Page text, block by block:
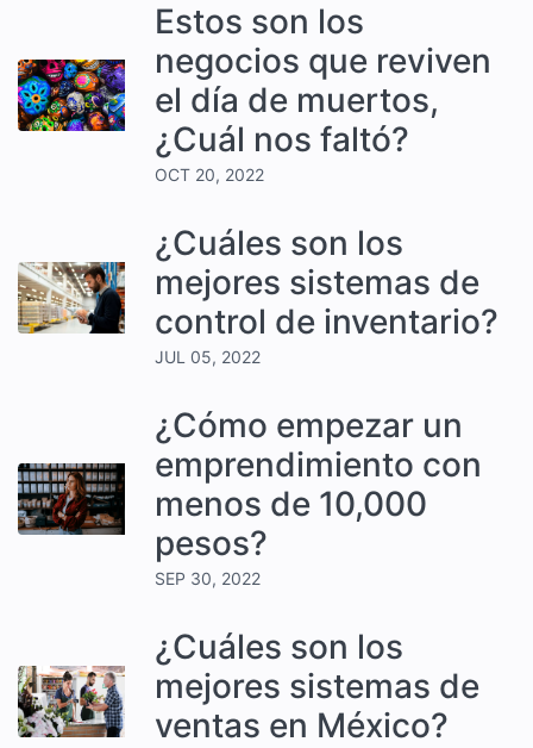
Estos son los
negocios que reviven
el día de muertos,
¿Cuál nos faltó?
OCT 20, 2022
¿Cuáles son los
mejores sistemas de
control de inventario?
JUL 05, 2022
¿Cómo empezar un
emprendimiento con
menos de 10,000
pesos?
SEP 30, 2022
¿Cuáles son los
mejores sistemas de
ventas en México?